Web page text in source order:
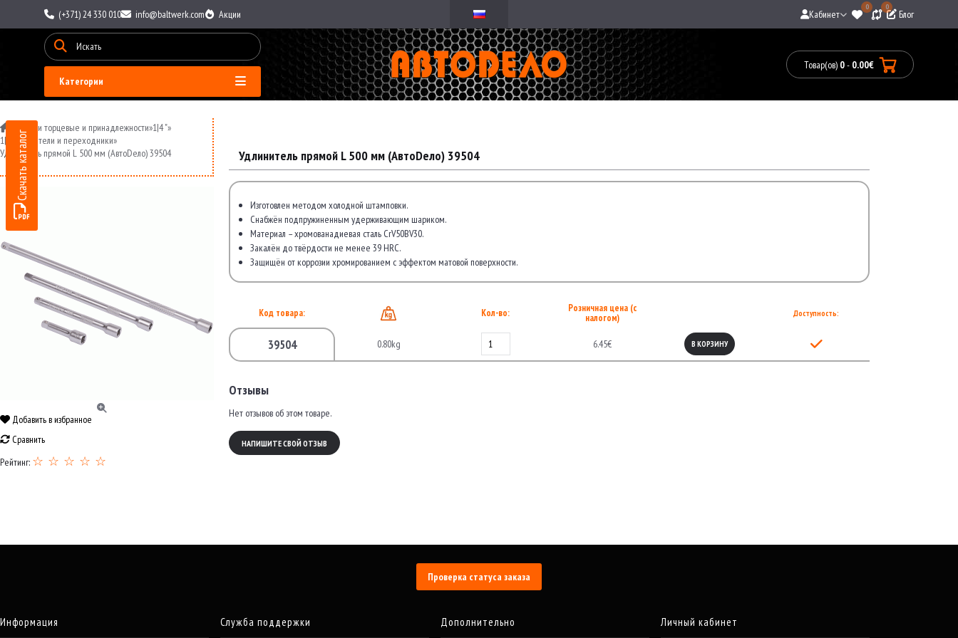
(+371) 24 330 010 info@baltwerk.com Акции Кабинет
0 0
Блог
Категории
Товар(ов) 0- 0.00€
Товары:
Скачать каталог
Головки торцевые и принадлежности»1|4 "»
1|4 удлинители и переходники»
Удлинитель прямой L 500 мм (АвтоDело) 39504
Добавить в избранное
Сравнить
Рейтинг: ☆ ☆ ☆ ☆ ☆
Удлинитель прямой L 500 мм (АвтоDело) 39504
Изготовлен методом холодной штамповки.
Снабжён подпружиненным удерживающим шариком.
Материал – хромованадиевая сталь CrV50BV30.
Закалён до твёрдости не менее 39 HRC.
Защищён от коррозии хромированием с эффектом матовой поверхности.
Код товара: Кол-во:
Розничная цена (с
налогом)
Доступность:
39504 0.80kg 6.45€ В КОРЗИНУ
Отзывы
Нет отзывов об этом товаре.
НАПИШИТЕ СВОЙ ОТЗЫВ
Проверка статуса заказа
Информация Служба поддержки Дополнительно Личный кабинет